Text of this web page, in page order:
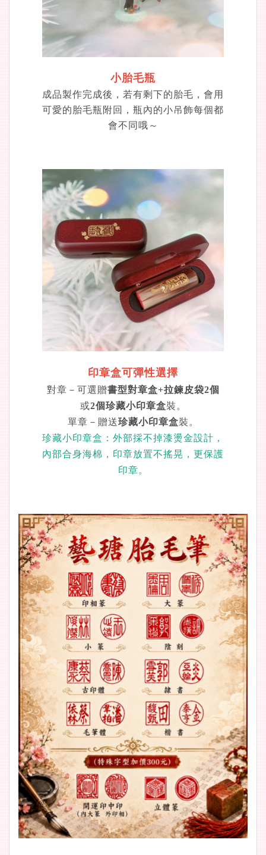
小胎毛瓶
成品製作完成後，若有剩下的胎毛，會用
可愛的胎毛瓶附回，瓶內的小吊飾每個都
會不同哦～
印章盒可彈性選擇
對章－可選贈書型對章盒+拉鍊皮袋2個
或2個珍藏小印章盒裝。
單章－贈送珍藏小印章盒裝。
珍藏小印章盒：外部採不掉漆燙金設計，
內部合身海棉，印章放置不搖晃，更保護
印章。